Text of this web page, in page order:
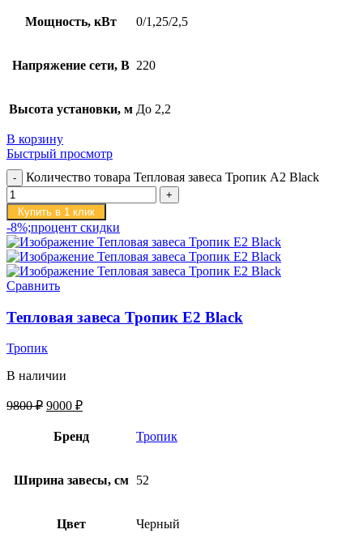
Мощность, кВт 0/1,25/2,5
Напряжение сети, В 220
Высота установки, м До 2,2
В корзину
Быстрый просмотр
Количество товара Тепловая завеса Тропик А2 Black
Купить в 1 клик
-8%;процент скидки
Сравнить
Тепловая завеса Тропик E2 Black
Тропик
В наличии
9800₽ 9000 ₽
Бренд Тропик
Ширина завесы, см 52
Цвет Черный